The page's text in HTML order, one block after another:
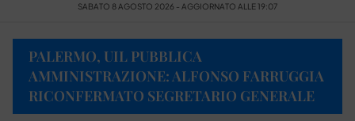
SABATO 8 AGOSTO 2026 - AGGIORNATO ALLE 19:07
PALERMO, UIL PUBBLICA
AMMINISTRAZIONE: ALFONSO FARRUGGIA
RICONFERMATO SEGRETARIO GENERALE